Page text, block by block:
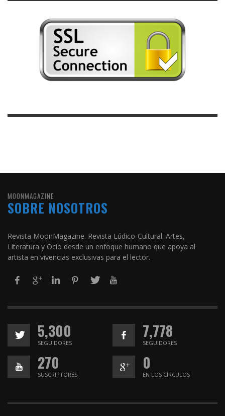
MOONMAGAZINE
SOBRE NOSOTROS
Revista MoonMagazine. Revista Lúdico-Cultural. Artes,
Literatura y Ocio desde un enfoque humano que apoya al
artista en vivencias exclusivas para el lector.
5,300
SEGUIDORES
7,778
SEGUIDORES
270
SUSCRIPTORES
0
EN LOS CÍRCULOS